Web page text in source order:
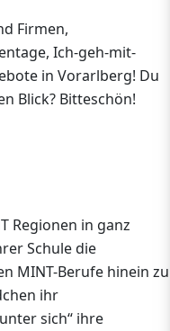
Firmen,
Ich-geh-mit-
in Vorarlberg! Du
Blick? Bitteschön!
Regionen in ganz
Schule die
MINT-Berufe hinein zu
ihr
sich“ ihre